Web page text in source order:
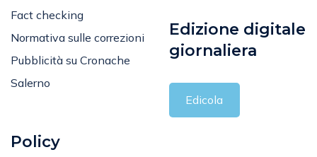
Fact checking
Normativa sulle correzioni
Pubblicità su Cronache
Salerno
Edizione digitale
giornaliera
Edicola
Policy